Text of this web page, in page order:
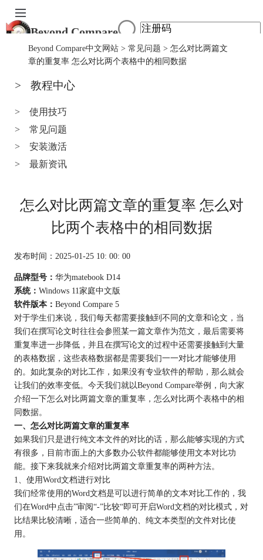
Beyond Compare
首页
服务中心
Beyond Compare中文网站> 常见问题 > 怎么对比两篇文
章的重复率 怎么对比两个表格中的相同数据
> 教程中心
>
使用技巧
>
常见问题
>
安装激活
>
最新资讯
怎么对比两篇文章的重复率 怎么对
比两个表格中的相同数据
发布时间：2025-01-25 10: 00: 00
品牌型号： 华为matebook D14
系统： Windows 11家庭中文版
软件版本： Beyond Compare 5
对于学生们来说，我们每天都需要接触到不同的文章和论文，当
我们在撰写论文时往往会参照某一篇文章作为范文，最后需要将
重复率进一步降低，并且在撰写论文的过程中还需要接触到大量
的表格数据，这些表格数据都是需要我们一一对比才能够使用
的。如此复杂的对比工作，如果没有专业软件的帮助，那么就会
让我们的效率变低。今天我们就以Beyond Compare举例，向大家
介绍一下怎么对比两篇文章的重复率，怎么对比两个表格中的相
同数据。
一、怎么对比两篇文章的重复率
如果我们只是进行纯文本文件的对比的话，那么能够实现的方式
有很多，目前市面上的大多数办公软件都能够使用文本对比功
能。接下来我就来介绍对比两篇文章重复率的两种方法。
1、使用Word文档进行对比
我们经常使用的Word文档是可以进行简单的文本对比工作的，我
们在Word中点击”审阅“-”比较“即可开启Word文档的对比模式，对
比结果比较清晰，适合一些简单的、纯文本类型的文件对比使
用。